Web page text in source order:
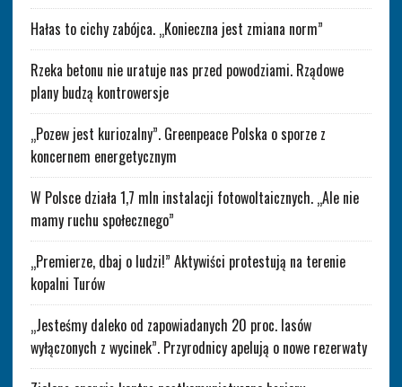
Hałas to cichy zabójca. „Konieczna jest zmiana norm”
Rzeka betonu nie uratuje nas przed powodziami. Rządowe
plany budzą kontrowersje
„Pozew jest kuriozalny”. Greenpeace Polska o sporze z
koncernem energetycznym
W Polsce działa 1,7 mln instalacji fotowoltaicznych. „Ale nie
mamy ruchu społecznego”
„Premierze, dbaj o ludzi!” Aktywiści protestują na terenie
kopalni Turów
„Jesteśmy daleko od zapowiadanych 20 proc. lasów
wyłączonych z wycinek”. Przyrodnicy apelują o nowe rezerwaty